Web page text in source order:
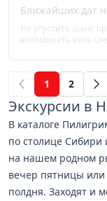
Ближайших дат
Не упустите шанс
вспоминать весь
1(current)
2
Экскурсии в
В каталоге
по столице Сибири
на нашем родном
вечер пятницы или
полдня. Заходят и